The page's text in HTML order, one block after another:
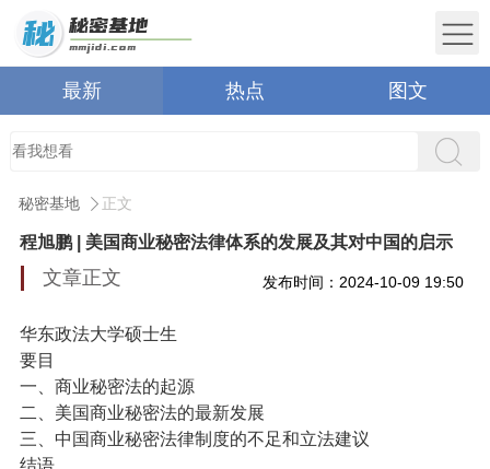
最新 热点 图文
秘密基地 正文
程旭鹏 | 美国商业秘密法律体系的发展及其对中国的启示
文章正文 发布时间：2024-10-09 19:50
华东政法大学硕士生
要目
一、商业秘密法的起源
二、美国商业秘密法的最新发展
三、中国商业秘密法律制度的不足和立法建议
结语